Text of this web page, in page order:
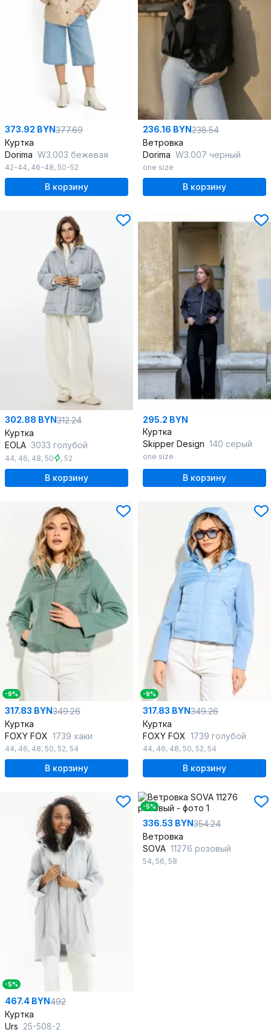
373.92 BYN377.69
Куртка
Dorima W3.003 бежевая
42-44, 46-48, 50-52
В корзину
236.16 BYN238.54
Ветровка
Dorima W3.007 черный
one size
В корзину
302.88 BYN312.24
Куртка
EOLA 3033 голубой
44, 46, 48, 50 , 52
В корзину
295.2 BYN
Куртка
Skipper Design 140 серый
one size
В корзину
-9%
317.83 BYN349.26
Куртка
FOXY FOX 1739 хаки
44, 46, 48, 50, 52, 54
В корзину
-9%
317.83 BYN349.26
Куртка
FOXY FOX 1739 голубой
44, 46, 48, 50, 52, 54
В корзину
-5%
467.4 BYN492
Куртка
Urs 25-508-2
-5%
336.53 BYN354.24
Ветровка
SOVA 11276 розовый
54, 56, 58